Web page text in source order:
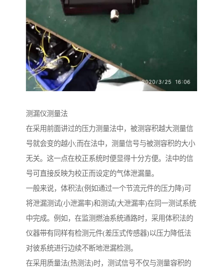
测漏仪测量法
在采用前面讲过的压力测量法中，被测容积越大测量信
号就会变的越小;而在法中，测量信号与被测容积的大小
无关。这一点在校正系统时便显得十分方便。法中的信
号可直接反映为校正而设定的气体泄漏量。
一般来说，体积法(例如通过一个节流元件的压力降)可
将泄漏测试(小泄漏率)和测试(大泄漏率)在同一测试系统
中完成。例如，在监测燃油系统通路时，采用体积法的
仪器带有同样有检测元件(差压式传感器)以压力降低法
对彼系统进行边续不断地泄漏检测。
在采用质量法(热测法)时，测试信号不仅与测量容积的